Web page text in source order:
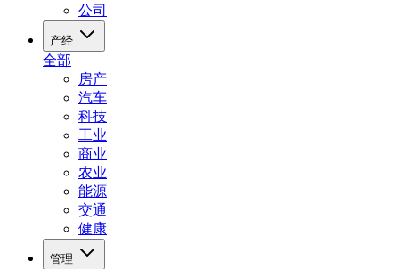
公司
产经
全部
房产
汽车
科技
工业
商业
农业
能源
交通
健康
管理